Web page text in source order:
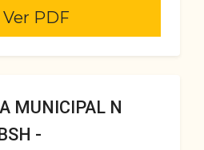
PDF
MUNICIPAL N
-